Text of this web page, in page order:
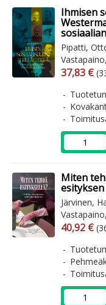
Ihmisen
Pipatti,
37,83 €
Miten
Järvinen,
40,92 €